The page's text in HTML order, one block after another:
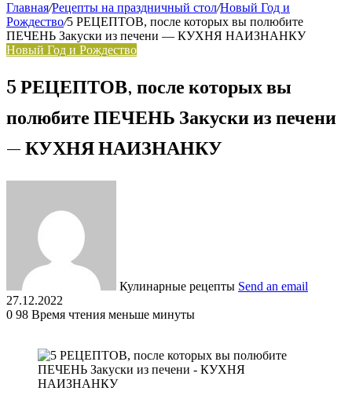
Главная/Рецепты на праздничный стол/Новый Год и
Рождество/5 РЕЦЕПТОВ, после которых вы полюбите
ПЕЧЕНЬ Закуски из печени — КУХНЯ НАИЗНАНКУ
Новый Год и Рождество
5 РЕЦЕПТОВ, после которых вы
полюбите ПЕЧЕНЬ Закуски из печени
— КУХНЯ НАИЗНАНКУ
Кулинарные рецепты Send an email
27.12.2022
0 98 Время чтения меньше минуты